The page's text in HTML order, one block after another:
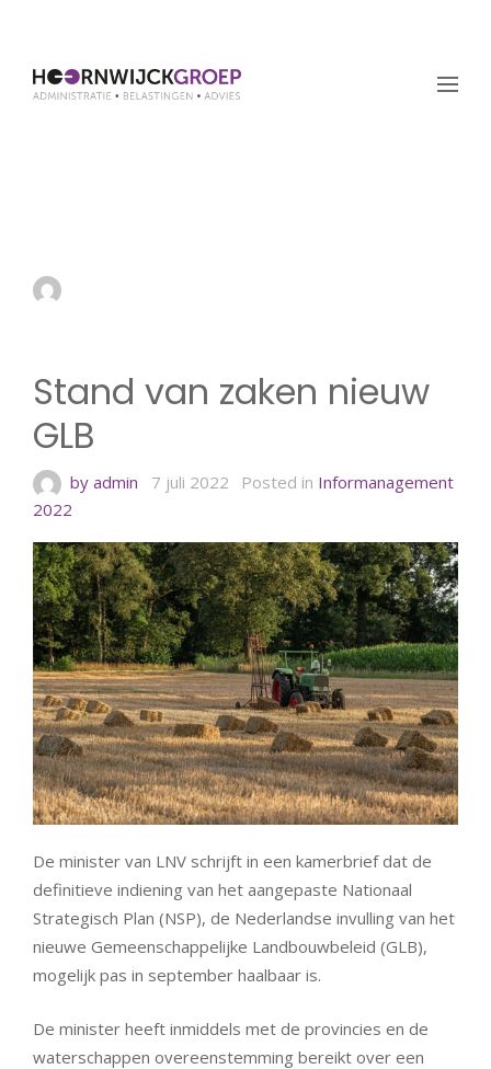
Stand van zaken nieuw
GLB
by admin 7 juli 2022 Posted in Informanagement
2022
De minister van LNV schrijft in een kamerbrief dat de
definitieve indiening van het aangepaste Nationaal
Strategisch Plan (NSP), de Nederlandse invulling van het
nieuwe Gemeenschappelijke Landbouwbeleid (GLB),
mogelijk pas in september haalbaar is.
De minister heeft inmiddels met de provincies en de
waterschappen overeenstemming bereikt over een